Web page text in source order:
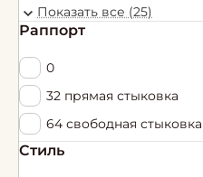
Кубе
Лиа
Линда / Мелинда
Ноа
Пион
Рэйни
Показать все (25)
Раппорт
0
32 прямая стыковка
64 свободная стыковка
Стиль